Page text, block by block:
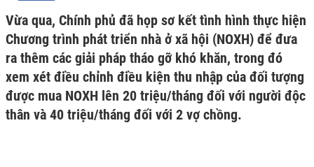
Vừa qua, Chính phủ đã họp sơ kết tình hình thực hiện
Chương trình phát triển nhà ở xã hội (NOXH) để đưa
ra thêm các giải pháp tháo gỡ khó khăn, trong đó
xem xét điều chỉnh điều kiện thu nhập của đối tượng
được mua NOXH lên 20 triệu/tháng đối với người độc
thân và 40 triệu/tháng đối với 2 vợ chồng.